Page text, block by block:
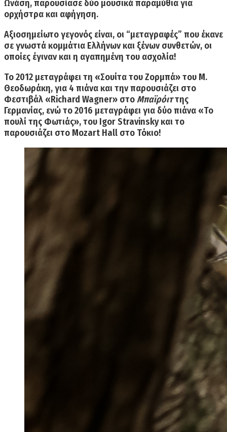
Ωνάση, παρουσίασε δύο μουσικά παραμύθια για
ορχήστρα και αφήγηση.
Αξιοσημείωτο γεγονός είναι, οι “μεταγραφές” που έκανε
σε γνωστά κομμάτια Ελλήνων και ξένων συνθετών, οι
οποίες έγιναν και η αγαπημένη του ασχολία!
Το 2012 μεταγράφει τη «Σουίτα του Ζορμπά» του Μ.
Θεοδωράκη, για 4 πιάνα και την παρουσιάζει στο
Φεστιβάλ «Richard Wagner» στοΜπαϊρόιττης
Γερμανίας, ενώ το 2016 μεταγράφει για δύο πιάνα «Το
πουλί της Φωτιάς», του IgorStravinskyκαι το
παρουσιάζει στο Mozart Hall στο Τόκιο!